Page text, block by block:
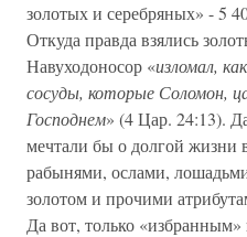
золотых и серебряных» - 5
Откуда правда взялись
Навуходоносор «изломал,
сосуды, которые Соломон,
Господнем» (4 Цар. 24:13).
мечтали бы о долгой жизни
рабынями, ослами,
золотом и прочими
Да вот, только